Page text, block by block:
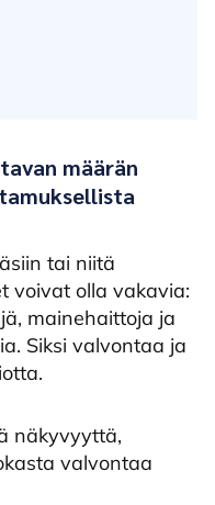
määrän
tai niitä
voivat olla vakavia:
mainehaittoja ja
Siksi valvontaa ja
näkyvyyttä,
valvontaa